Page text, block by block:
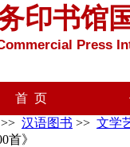
印书馆
Press
首 页
>> 汉语图书 >> 文学
首》